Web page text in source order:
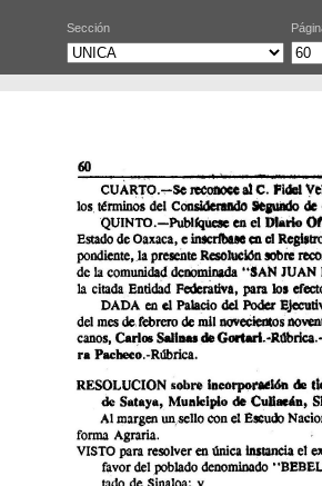
Sección